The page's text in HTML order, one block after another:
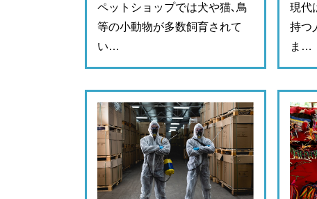
ペットショップでは犬や猫､鳥
等の小動物が多数飼育されて
い…
現代
持つ
ま…